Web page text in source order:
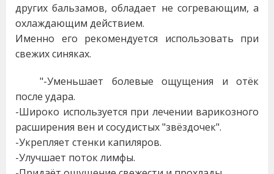
других бальзамов, обладает не согревающим, а
охлаждающим действием.
Именно его рекомендуется использовать при
свежих синяках.
"-Уменьшает болевые ощущения и отёк
после удара.
-Широко используется при лечении варикозного
расширения вен и сосудистых "звёздочек".
-Укрепляет стенки капиляров.
-Улучшает поток лимфы.